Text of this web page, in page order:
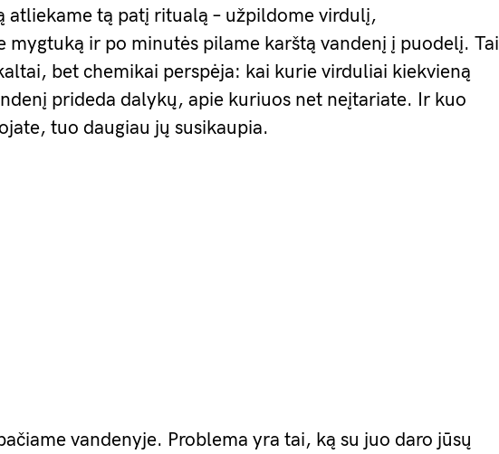
atliekame tą patį ritualą – užpildome virdulį,
mygtuką ir po minutės pilame karštą vandenį į puodelį. Tai
bet chemikai perspėja: kai kurie virduliai kiekvieną
prideda dalykų, apie kuriuos net neįtariate. Ir kuo
tuo daugiau jų susikaupia.
vandenyje. Problema yra tai, ką su juo daro jūsų